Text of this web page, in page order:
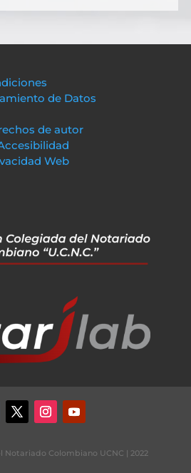
de Datos
de autor
Web
Notariado Colombiano UCNC | 2022